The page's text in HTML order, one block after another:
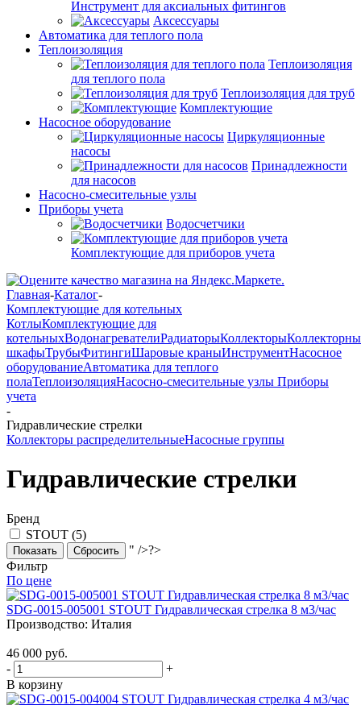
Инструмент для аксиальных фитингов
Аксессуары
Автоматика для теплого пола
Теплоизоляция
Теплоизоляция
для теплого пола
Теплоизоляция для труб
Комплектующие
Насосное оборудование
Циркуляционные
насосы
Принадлежности
для насосов
Насосно-смесительные узлы
Приборы учета
Водосчетчики
Комплектующие для приборов учета
Главная-Каталог-
Комплектующие для котельных
КотлыКомплектующие для
котельныхВодонагревателиРадиаторыКоллекторы
шкафыТрубыФитингиШаровые краныИнструментНасосное
оборудованиеАвтоматика для теплого
полаТеплоизоляцияНасосно-смесительные узлы Приборы
учета
-
Гидравлические стрелки
Коллекторы распределительныеНасосные группы
Гидравлические стрелки
Бренд
STOUT (5)
Сбросить
" />?>
Фильтр
По цене
SDG-0015-005001 STOUT Гидравлическая стрелка 8 м3/час
Производство: Италия
46 000 руб.
-
+
В корзину